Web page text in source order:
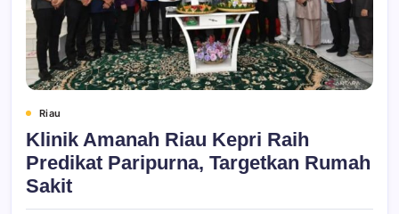
Riau
Klinik Amanah Riau Kepri Raih
Predikat Paripurna, Targetkan Rumah
Sakit